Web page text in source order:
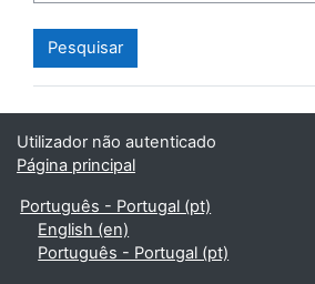
Utilizador não autenticado
Página principal
Português - Portugal ‎(pt)‎
English ‎(en)‎
Português - Portugal ‎(pt)‎